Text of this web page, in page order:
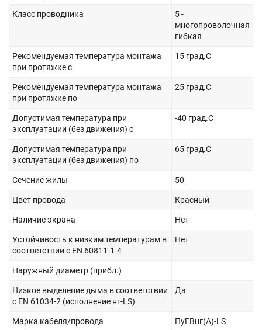
Класс проводника
5 -
многопроволочная
гибкая
Рекомендуемая температура монтажа
при протяжке с
15 град.C
Рекомендуемая температура монтажа
при протяжке по
25 град.C
Допустимая температура при
эксплуатации (без движения) с
-40 град.C
Допустимая температура при
эксплуатации (без движения) по
65 град.C
Сечение жилы 50
Цвет провода Красный
Наличие экрана Нет
Устойчивость к низким температурам в
соответствии с EN 60811-1-4
Нет
Наружный диаметр (прибл.)
Низкое выделение дыма в соответствии
с EN 61034-2 (исполнение нг-LS)
Да
Марка кабеля/провода ПуГВнг(А)-LS